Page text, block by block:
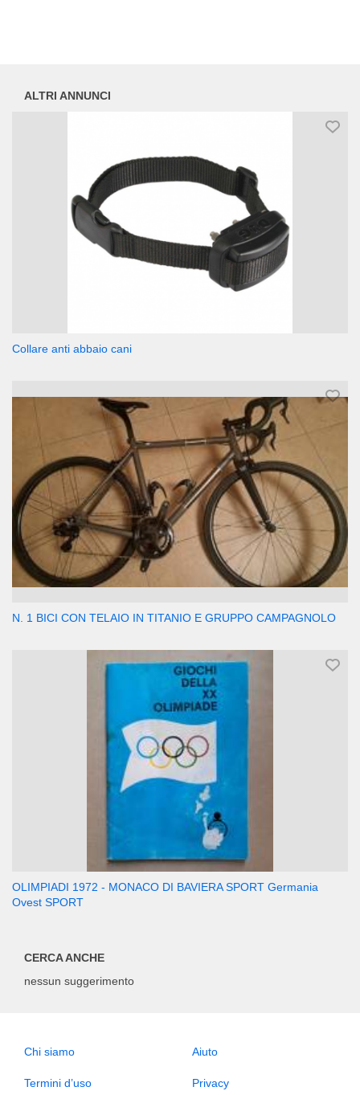
ALTRI ANNUNCI
Collare anti abbaio cani
N. 1 BICI CON TELAIO IN TITANIO E GRUPPO CAMPAGNOLO
OLIMPIADI 1972 - MONACO DI BAVIERA SPORT Germania
Ovest SPORT
CERCA ANCHE
nessun suggerimento
Chi siamo Aiuto
Termini d’uso Privacy